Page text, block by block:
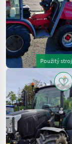
Použitý stroj